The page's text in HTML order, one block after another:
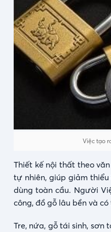
Việc tạo
Thiết kế nội thất theo
tự nhiên, giúp giảm
dùng toàn cầu. Người
công, đồ gỗ lâu bền và
Tre, nứa, gỗ tái sinh,